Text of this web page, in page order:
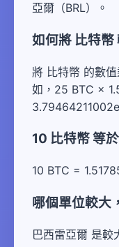
亞爾（BRL）。
如何將 比特幣
將 比特幣 的數
如，25 BTC ×
10 比特幣 等
10 BTC =
哪個單位較大
巴西雷亞爾 是較